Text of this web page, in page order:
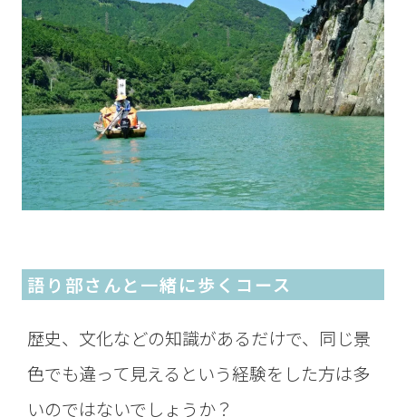
語り部さんと一緒に歩くコース
歴史、文化などの知識があるだけで、同じ景
色でも違って見えるという経験をした方は多
いのではないでしょうか？